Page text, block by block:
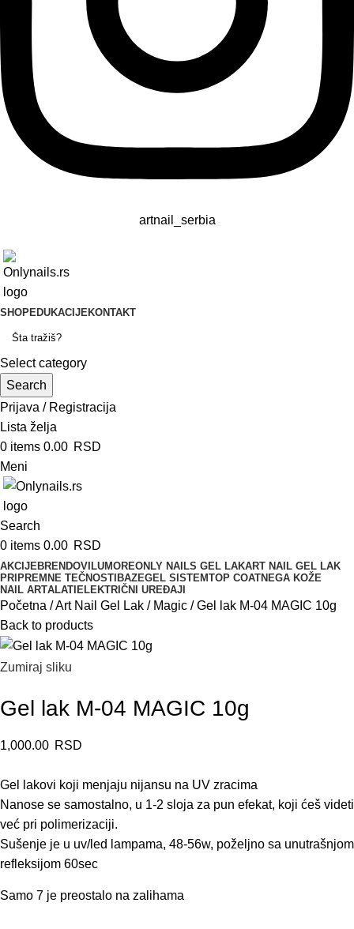
artnail_serbia
SHOPEDUKACIJEKONTAKT
Select category
Search
Prijava / Registracija
Lista želja
0 items 0.00 RSD
Meni
Search
0 items 0.00 RSD
AKCIJEBRENDOVI LUMOREONLY NAILS GEL LAKART NAIL GEL LAK
PRIPREMNE TEČNOSTI BAZEGEL SISTEMTOP COATNEGA KOŽE
NAIL ARTALATI ELEKTRIČNI UREĐAJI
Početna Art Nail Gel Lak Magic
Gel lak M-04 MAGIC 10g
Back to products
Zumiraj sliku
Gel lak M-04 MAGIC 10g
1,000.00 RSD
Gel lakovi koji menjaju nijansu na UV zracima
Nanose se samostalno, u 1-2 sloja za pun efekat, koji ćeš videti
već pri polimerizaciji.
Sušenje je u uv/led lampama, 48-56w, poželjno sa unutrašnjom
refleksijom 60sec
Samo 7 je preostalo na zalihama